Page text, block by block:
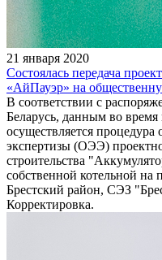
21 января 2020
Состоялась передача
«АйПауэр» на
В соответствии с
Беларусь, данным во время
осуществляется процедура
экспертизы (ОЭЭ)
строительства
собственной котельной на
Брестский район, СЭЗ
Корректировка.